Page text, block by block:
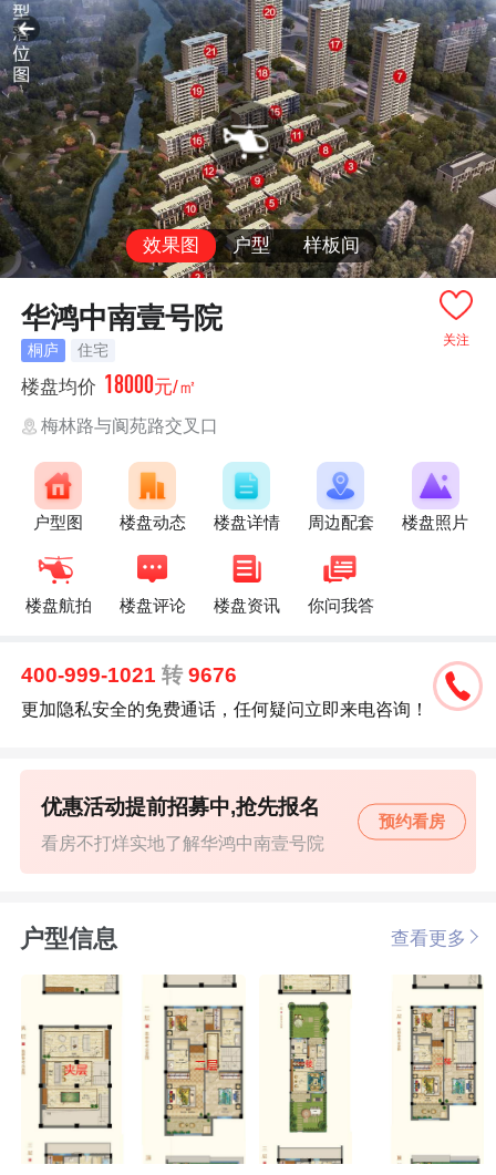
效果图 户型 样板间
关注
华鸿中南壹号院
桐庐 住宅
楼盘均价 18000元/㎡
梅林路与阆苑路交叉口
户型图 楼盘动态 楼盘详情 周边配套 楼盘照片
楼盘航拍 楼盘评论 楼盘资讯 你问我答
400-999-1021转 9676
更加隐私安全的免费通话，任何疑问立即来电咨询！
看房不打烊实地了解华鸿中南壹号院
优惠活动提前招募中,抢先报名
预约看房
户型信息 查看更多